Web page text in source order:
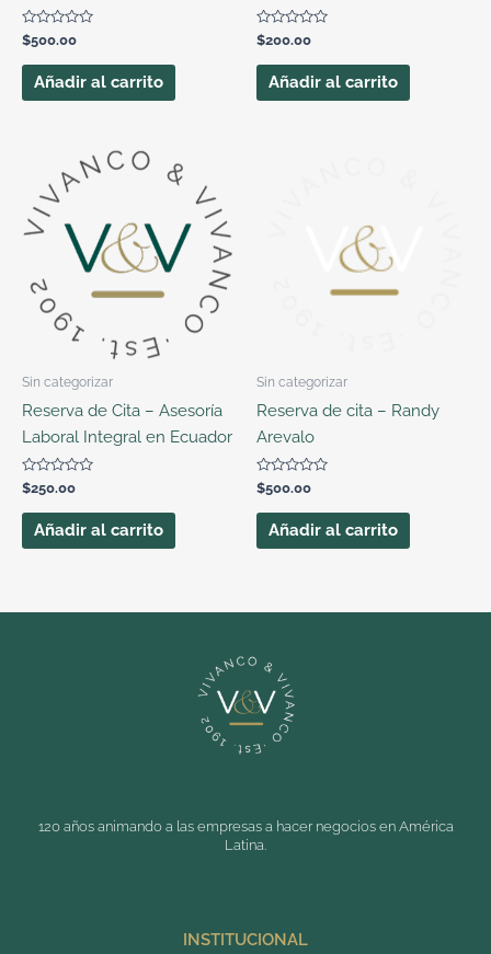
Valorado
con
0
$500.00
Añadir al carrito
Valorado
con
0
$200.00
Añadir al carrito
Sin categorizar
Reserva de Cita – Asesoría
Laboral Integral en Ecuador
Valorado
con
0
$250.00
Añadir al carrito
Sin categorizar
Reserva de cita – Randy
Arevalo
Valorado
con
0
$500.00
Añadir al carrito
120 años animando a las empresas a hacer negocios en América
Latina.
INSTITUCIONAL